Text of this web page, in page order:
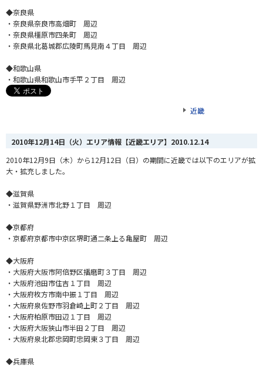
◆奈良県
・奈良県奈良市高畑町 周辺
・奈良県橿原市四条町 周辺
・奈良県北葛城郡広陵町馬見南４丁目 周辺
◆和歌山県
・和歌山県和歌山市手平２丁目 周辺
近畿
2010年12月14日（火）エリア情報【近畿エリア】 2010.12.14
2010年12月9日（木）から12月12日（日）の期間に近畿では以下のエリアが拡
大・拡充しました。
◆滋賀県
・滋賀県野洲市北野１丁目 周辺
◆京都府
・京都府京都市中京区堺町通二条上る亀屋町 周辺
◆大阪府
・大阪府大阪市阿倍野区播磨町３丁目 周辺
・大阪府池田市住吉１丁目 周辺
・大阪府枚方市南中振１丁目 周辺
・大阪府泉佐野市羽倉崎上町２丁目 周辺
・大阪府柏原市田辺１丁目 周辺
・大阪府大阪狭山市半田２丁目 周辺
・大阪府泉北郡忠岡町忠岡東３丁目 周辺
◆兵庫県